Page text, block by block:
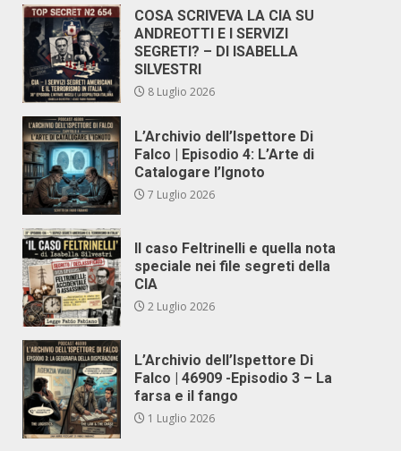
COSA SCRIVEVA LA CIA SU
ANDREOTTI E I SERVIZI
SEGRETI? – DI ISABELLA
SILVESTRI
8 Luglio 2026
L’Archivio dell’Ispettore Di
Falco | Episodio 4: L’Arte di
Catalogare l’Ignoto
7 Luglio 2026
Il caso Feltrinelli e quella nota
speciale nei file segreti della
CIA
2 Luglio 2026
L’Archivio dell’Ispettore Di
Falco | 46909 -Episodio 3 – La
farsa e il fango
1 Luglio 2026